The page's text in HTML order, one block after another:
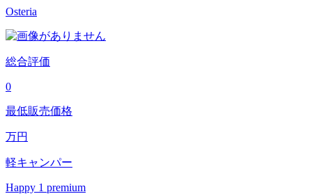
Osteria
総合評価
0
最低販売価格
万円
軽キャンパー
Happy 1 premium